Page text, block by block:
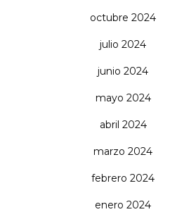
octubre 2024
julio 2024
junio 2024
mayo 2024
abril 2024
marzo 2024
febrero 2024
enero 2024